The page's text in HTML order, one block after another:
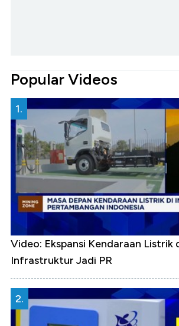
Popular Videos
1.
Video: Ekspansi Kendaraan Listrik
Infrastruktur Jadi PR
2.